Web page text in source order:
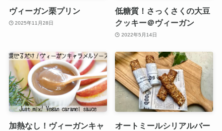
ヴィーガン栗プリン
2025年11月28日
低糖質！さっくさくの大豆
クッキー＠ヴィーガン
2022年5月14日
加熱なし！ヴィーガンキャ
オートミールシリアルバー